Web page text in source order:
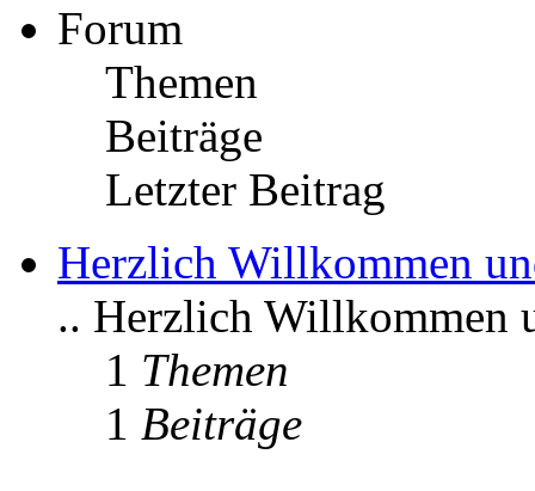
Forum
Themen
Beiträge
Letzter Beitrag
Herzlich Willkommen
.. Herzlich Willkommen
1 Themen
1 Beiträge